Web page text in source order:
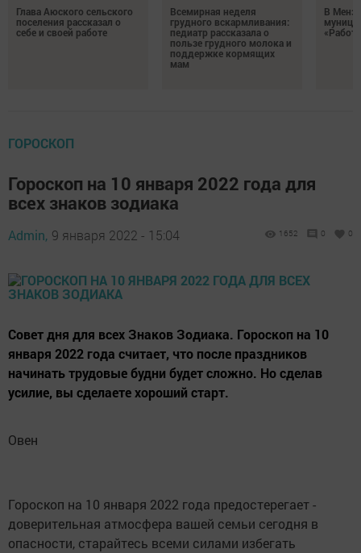
Глава Аюского сельского
поселения рассказал о
себе и своей работе
Всемирная неделя
грудного вскармливания:
педиатр рассказала о
пользе грудного молока и
поддержке кормящих
мам
В
ГОРОСКОП
Гороскоп на 10 января 2022 года для
всех знаков зодиака
Admin, 9 января 2022 - 15:04 1652 0 0
Совет дня для всех Знаков Зодиака. Гороскоп на 10
января 2022 года считает, что после праздников
начинать трудовые будни будет сложно. Но сделав
усилие, вы сделаете хороший старт.
Овен
Гороскоп на 10 января 2022 года предостерегает -
доверительная атмосфера вашей семьи сегодня в
опасности, старайтесь всеми силами избегать